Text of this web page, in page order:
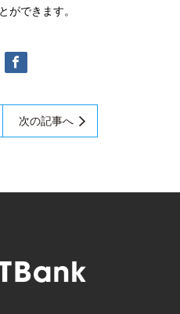
ができます。
次の記事へ